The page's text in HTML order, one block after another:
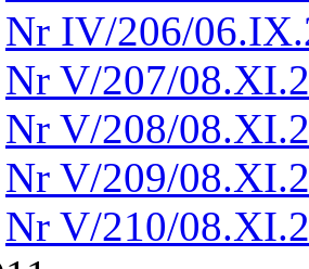
Nr IV/206/
Nr V/207/
Nr V/208/
Nr V/209/
Nr V/210/